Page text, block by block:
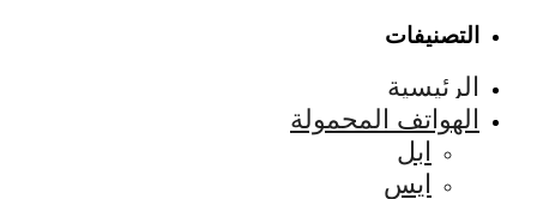
التصنيفات
الرئيسية
الهواتف المحمولة
ابل
ايس